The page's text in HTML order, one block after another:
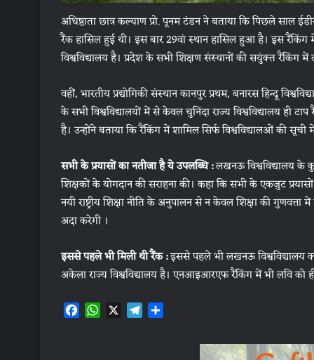
अधिष्ठाता छात्र कल्याण प्रो. पूनम टंडन ने बताया कि पिछले साल
रैंक हासिल हुई थी। इस बार 29वां स्थान हासिल हुआ है। इस रैंकिंग
विश्वविद्यालय है। प्रदेश के सभी शिक्षण संस्थानों की सयुंक्त रैंकिंग में
वहीं, भारतीय प्रद्योगिकी संस्थान कानपुर प्रथम, बनारस हिन्दू
के सभी विश्वविद्यालयों में से केवल चुनिंदा राज्य विश्वविद्यालय ही
है। उन्होंने बताया कि रैंकिंग में शामिल सिर्फ विश्वविद्यालओं की सूची
सभी के प्रयासों का नतीजा है ये उपलब्धि :लखनऊ विश्वविद्यालय के
शिक्षकों के योगदान की सराहना की। कहा कि सभी के एकजुट
नयी राष्ट्रीय शिक्षा नीति के अनुपालन से न केवल शिक्षा की गुणवत्ता
अदा करेगी ।
इससे पहले भी मिली थी रैंक :इससे पहले भी लखनऊ विश्वविद्यालय
अकेला राज्य विश्वविद्यालय है। एनआइआरएफ रैंकिंग में भी लवि को
F W X T